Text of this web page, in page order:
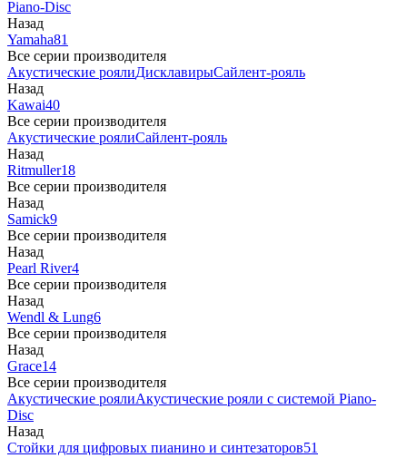
Piano-Disc
Назад
Yamaha81
Все серии производителя
Акустические роялиДисклавирыСайлент-рояль
Назад
Kawai40
Все серии производителя
Акустические роялиСайлент-рояль
Назад
Ritmuller18
Все серии производителя
Назад
Samick9
Все серии производителя
Назад
Pearl River4
Все серии производителя
Назад
Wendl & Lung6
Все серии производителя
Назад
Grace14
Все серии производителя
Акустические роялиАкустические рояли с системой Piano-
Disc
Назад
Стойки для цифровых пианино и синтезаторов51